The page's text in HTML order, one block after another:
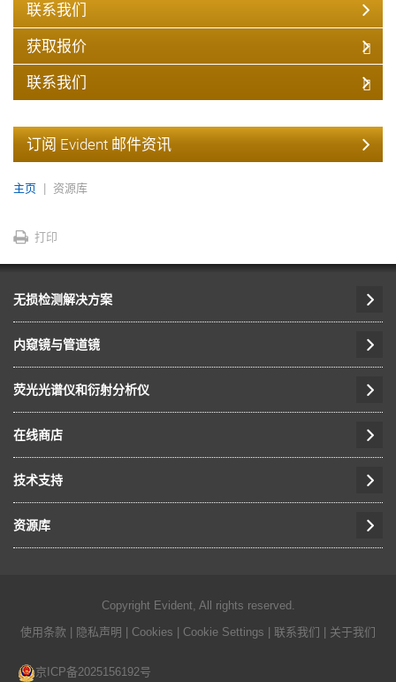
联系我们
获取报价
联系我们
订阅 Evident 邮件资讯
主页 资源库
打印
无损检测解决方案
内窥镜与管道镜
荧光光谱仪和衍射分析仪
在线商店
技术支持
资源库
Copyright Evident, All rights reserved.
使用条款
隐私声明 Cookies Cookie Settings 联系我们 关于我们
京ICP备2025156192号